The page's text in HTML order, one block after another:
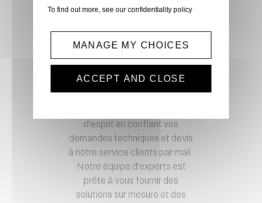
Paiement CB, virement,
Paypal, ...
Service client
d'esprit en confiant vos
demandes techniques et devis
à notre service clients par mail.
Notre équipe d'experts est
prête à vous fournir des
solutions sur mesure et des
To find out more, see ourconfidentiality policy
MANAGE MY CHOICES
ACCEPT AND CLOSE